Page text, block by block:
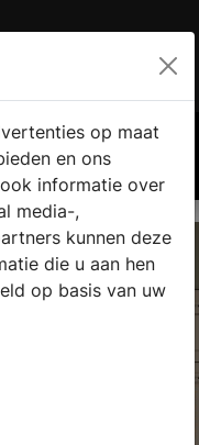
WEBSHOP
op maat
en ons
informatie over
media-,
kunnen deze
die u aan hen
op basis van uw